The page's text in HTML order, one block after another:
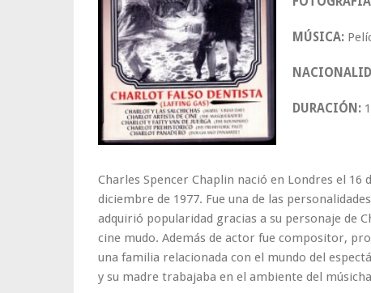
MÚSICA:
DURACIÓN:
Charles Spencer Chaplin nació en Londres el 16
diciembre de 1977. Fue una de las
adquirió popularidad gracias a su personaje de
cine mudo. Además de actor fue compositor,
una familia relacionada con el mundo del
y su madre trabajaba en el ambiente del